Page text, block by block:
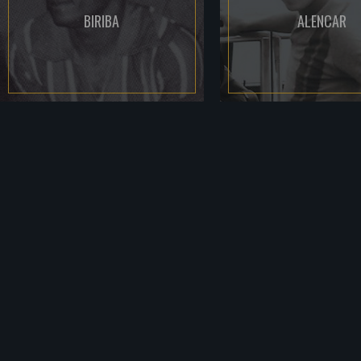
BIRIBA ALENCAR